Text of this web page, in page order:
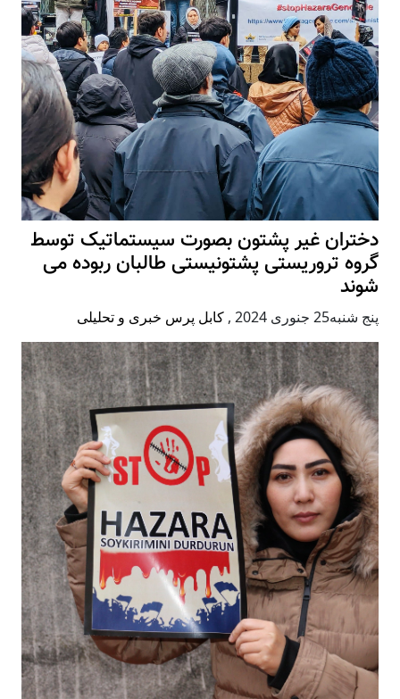
دختران غیر پشتون بصورت سیستماتیک توسط
گروه تروریستی پشتونیستی طالبان ربوده می
شوند
پنج شنبه25 جنوری 2024 , کابل پرس خبری و تحلیلی